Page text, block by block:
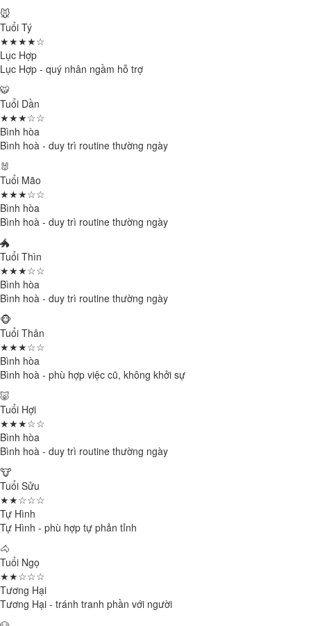
🐭
Tuổi Tý
★★★★☆
Lục Hợp
Lục Hợp - quý nhân ngầm hỗ trợ
🐯
Tuổi Dần
★★★☆☆
Bình hòa
Bình hoà - duy trì routine thường ngày
🐰
Tuổi Mão
★★★☆☆
Bình hòa
Bình hoà - duy trì routine thường ngày
🐲
Tuổi Thìn
★★★☆☆
Bình hòa
Bình hoà - duy trì routine thường ngày
🐵
Tuổi Thân
★★★☆☆
Bình hòa
Bình hoà - phù hợp việc cũ, không khởi sự
🐷
Tuổi Hợi
★★★☆☆
Bình hòa
Bình hoà - duy trì routine thường ngày
🐮
Tuổi Sửu
★★☆☆☆
Tự Hình
Tự Hình - phù hợp tự phản tỉnh
🐴
Tuổi Ngọ
★★☆☆☆
Tương Hại
Tương Hại - tránh tranh phần với người